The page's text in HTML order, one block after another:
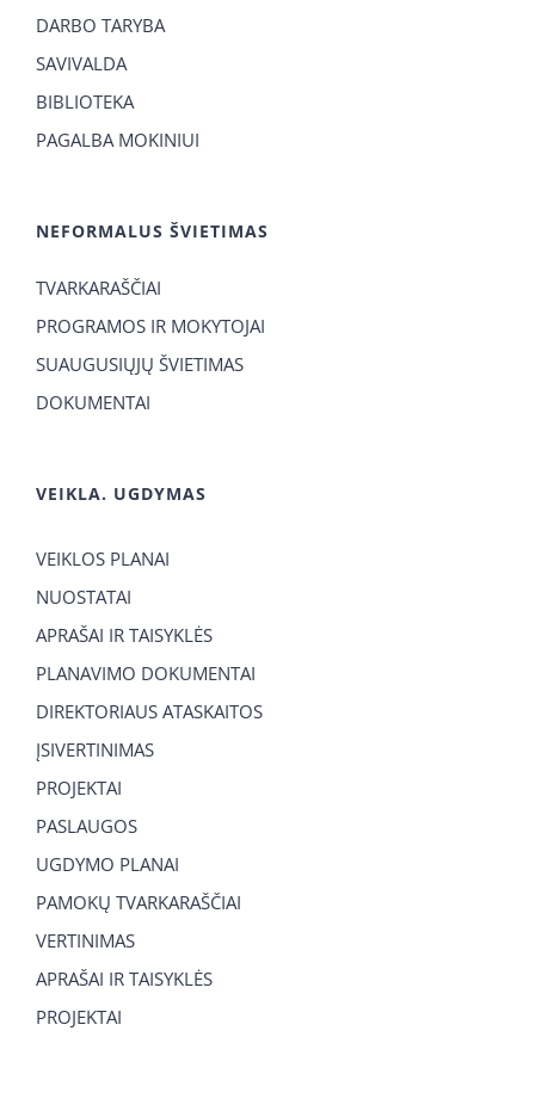
DARBO TARYBA
SAVIVALDA
BIBLIOTEKA
PAGALBA MOKINIUI
NEFORMALUS ŠVIETIMAS
TVARKARAŠČIAI
PROGRAMOS IR MOKYTOJAI
SUAUGUSIŲJŲ ŠVIETIMAS
DOKUMENTAI
VEIKLA. UGDYMAS
VEIKLOS PLANAI
NUOSTATAI
APRAŠAI IR TAISYKLĖS
PLANAVIMO DOKUMENTAI
DIREKTORIAUS ATASKAITOS
ĮSIVERTINIMAS
PROJEKTAI
PASLAUGOS
UGDYMO PLANAI
PAMOKŲ TVARKARAŠČIAI
VERTINIMAS
APRAŠAI IR TAISYKLĖS
PROJEKTAI